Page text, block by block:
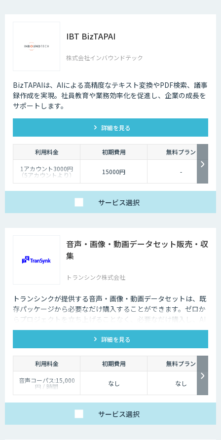
IBT BizTAPAI
株式会社インバウンドテック
BizTAPAIは、AIによる高精度なテキスト変換やPDF検索、議事
録作成を実現。社員教育や業務効率化を促進し、企業の成長を
サポートします。
詳細を見る
利用料金 初期費用
無料プラン
1アカウント3000円
（5アカウントより） 15000円 -
サービス選択
音声・画像・動画データセット販売・収
集
トランシンク株式会社
トランシンクが提供する音声・画像・動画データセットは、既
存パッケージから必要なだけ購入することができます。ゼロか
らプロジェクトを立ち上げることなく、必要なだけ購入し、AI
モデルの開発ができます。
詳細を見る
利用料金 初期費用
無料プラン
音声コーパス:15,000
円 / 時間
人物写真画像収集:300
なし なし
サービス選択